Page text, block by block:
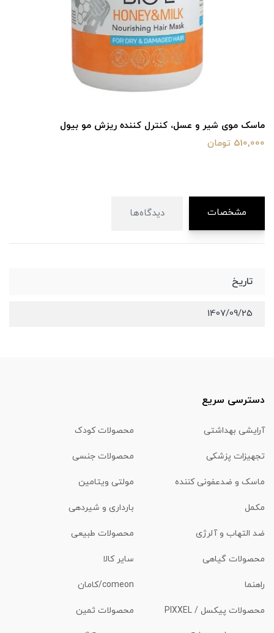
ماسک موی شیر و عسل، کنترل کننده ریزش مو بیول
510,000 تومان
مشخصات دیدگاه‌ها
تاریخ
1407/09/25
دسترسی سریع
آرایشی بهداشتی محصولات کودک
تجهیزات پزشکی محصولات جنسی
ماسک و ضدعفونی کننده مولتی ویتامین
مکمل بارداری و شیردهی
ضد التهاب و آلرژی محصولات طبیعی
محصولات گیاهی سایر کالا
راهنما comeon/کامان
محصولات پیکسل / PIXXEL محصولات ثمین